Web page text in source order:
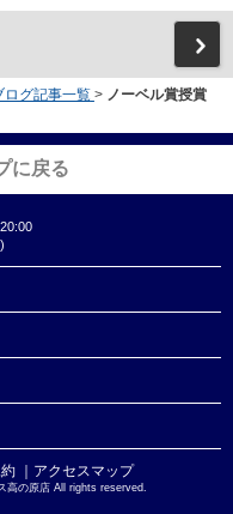
ログ記事一覧 > ノーベル賞授賞
に戻る
｜アクセスマップ
高の原店 All rights reserved.